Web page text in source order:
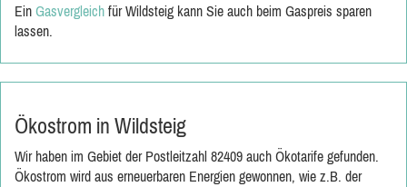
Ein Gasvergleich für Wildsteig kann Sie auch beim Gaspreis sparen
lassen.
Ökostrom in Wildsteig
Wir haben im Gebiet der Postleitzahl 82409 auch Ökotarife gefunden.
Ökostrom wird aus erneuerbaren Energien gewonnen, wie z.B. der